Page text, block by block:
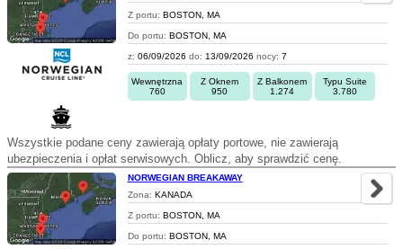
Z portu: BOSTON, MA
Do portu: BOSTON, MA
z: 06/09/2026 do: 13/09/2026 nocy: 7
Wewnętrzna
760
Z Oknem
950
Z Balkonem
1.274
Typu Suite
3.780
Wszystkie podane ceny zawierają opłaty portowe, nie zawierają
ubezpieczenia i opłat serwisowych. Oblicz, aby sprawdzić cenę.
NORWEGIAN BREAKAWAY
Zona: KANADA
Z portu: BOSTON, MA
Do portu: BOSTON, MA